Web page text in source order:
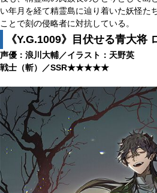
い年月を経て精霊島に辿り着いた妖怪た
ことで刻の侵略者に対抗している。
《Y.G.1009》目伏せる青大将
声優：浪川大輔／イラスト：天野英
戦士（斬）／SSR★★★★★